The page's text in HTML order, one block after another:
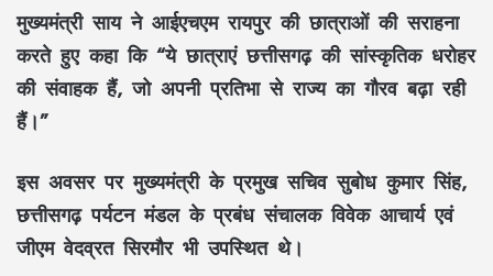
मुख्यमंत्री साय ने आईएचएम रायपुर की छात्राओं की सराहना
करते हुए कहा कि “ये छात्राएं छत्तीसगढ़ की सांस्कृतिक धरोहर
की संवाहक हैं, जो अपनी प्रतिभा से राज्य का गौरव बढ़ा रही
हैं।”
इस अवसर पर मुख्यमंत्री के प्रमुख सचिव सुबोध कुमार सिंह,
छत्तीसगढ़ पर्यटन मंडल के प्रबंध संचालक विवेक आचार्य एवं
जीएम वेदव्रत सिरमौर भी उपस्थित थे।